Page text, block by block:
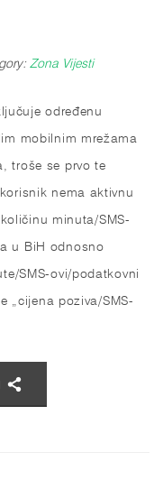
Zona Vijesti
određenu
mobilnim mrežama
troše se prvo te
nema aktivnu
minuta/SMS-
u BiH odnosno
SMS-ovi/podatkovni
„cijena poziva/SMS-